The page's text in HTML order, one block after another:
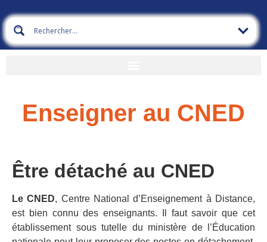
Enseigner au CNED
Être détaché au CNED
Le CNED, Centre National d’Enseignement à Distance,
est bien connu des enseignants. Il faut savoir que cet
établissement sous tutelle du ministère de l’Éducation